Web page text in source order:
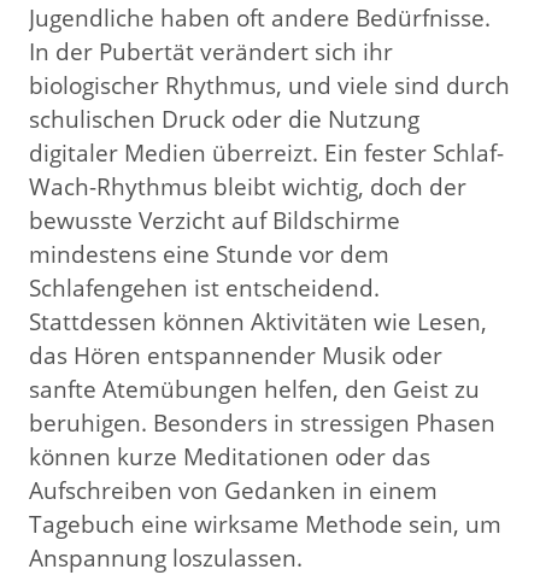
Jugendliche haben oft andere Bedürfnisse.
In der Pubertät verändert sich ihr
biologischer Rhythmus, und viele sind durch
schulischen Druck oder die Nutzung
digitaler Medien überreizt. Ein fester Schlaf-
Wach-Rhythmus bleibt wichtig, doch der
bewusste Verzicht auf Bildschirme
mindestens eine Stunde vor dem
Schlafengehen ist entscheidend.
Stattdessen können Aktivitäten wie Lesen,
das Hören entspannender Musik oder
sanfte Atemübungen helfen, den Geist zu
beruhigen. Besonders in stressigen Phasen
können kurze Meditationen oder das
Aufschreiben von Gedanken in einem
Tagebuch eine wirksame Methode sein, um
Anspannung loszulassen.